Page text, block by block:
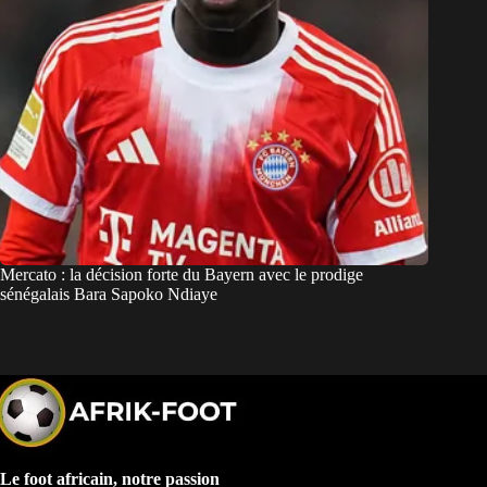
Mercato : la décision forte du Bayern avec le prodige
sénégalais Bara Sapoko Ndiaye
Le foot africain, notre passion